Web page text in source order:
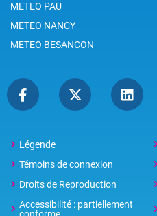
METEO PAU
METEO NANCY
METEO BESANCON
Légende
Témoins de connexion
Droits de Reproduction
Accessibilité : partiellement